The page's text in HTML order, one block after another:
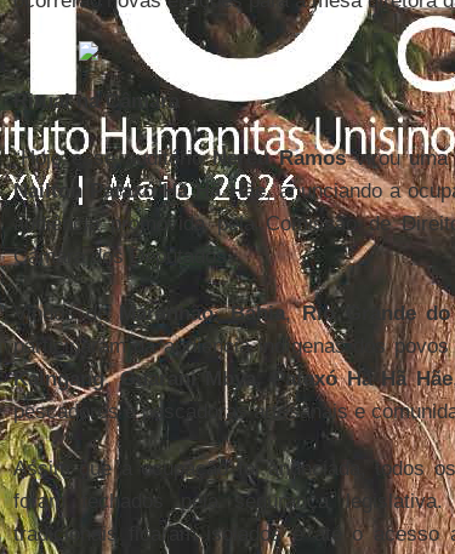
Ritual na Câmara
“Hoje esse auditórioNereu Ramosvirou uma
Nailton Pataxó Hã Hã Hãe, anunciando a
audiência promovida pela Comissão de
Câmara dos Deputados.
Vindos deMaranhão,Bahia,Rio Grande
participaram da audiência indígenas dos
Kaingang,Guarani Mbya , Pataxó Hã Hã Hãe
pescadores e pescadoras artesanais e
Assim que a ocupação foi anunciada, todos
foram fechados pela segurança
tradicionais ficaram isolados e até o acesso